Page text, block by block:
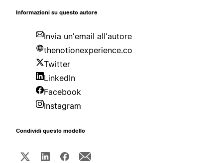
Informazioni su questo autore
Invia un'email all'autore
thenotionexperience.co
Twitter
LinkedIn
Facebook
Instagram
Condividi questo modello